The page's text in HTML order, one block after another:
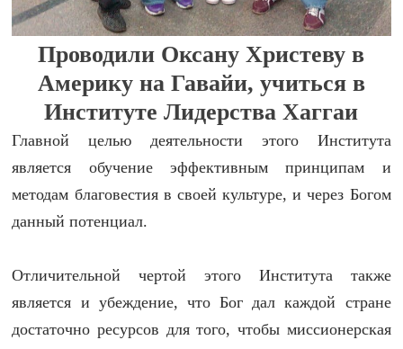
Проводили Оксану Христеву в
Америку на Гавайи, учиться в
Институте Лидерства Хаггаи
Главной целью деятельности этого Института
является обучение эффективным принципам и
методам благовестия в своей культуре, и через Богом
данный потенциал.
Отличительной чертой этого Института также
является и убеждение, что Бог дал каждой стране
достаточно ресурсов для того, чтобы миссионерская